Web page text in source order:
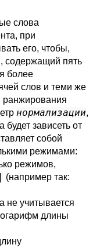
слова
при
его, чтобы,
содержащий пять
более
слов и теми же
нормализации,
зависеть от
собой
режимами:
режимов,
| (например так:
не учитывается
длины